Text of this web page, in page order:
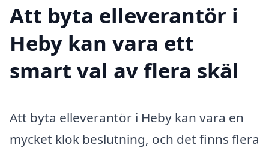
Att byta elleverantör i
Heby kan vara ett
smart val av flera skäl
Att byta elleverantör i Heby kan vara en
mycket klok beslutning, och det finns flera